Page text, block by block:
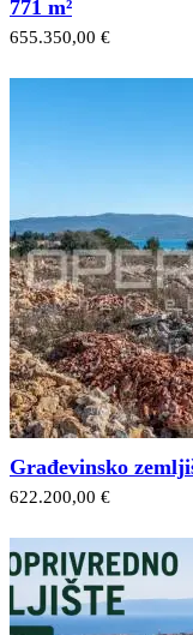
771 m²
655.350,00 €
Građevinsko
622.200,00 €